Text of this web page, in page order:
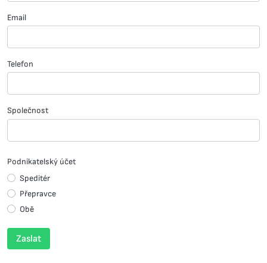
Email
Telefon
Společnost
Podnikatelský účet
Speditér
Přepravce
Obě
Zaslat